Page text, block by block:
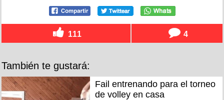
111 4
También te gustará:
Fail entrenando para el torneo
de volley en casa